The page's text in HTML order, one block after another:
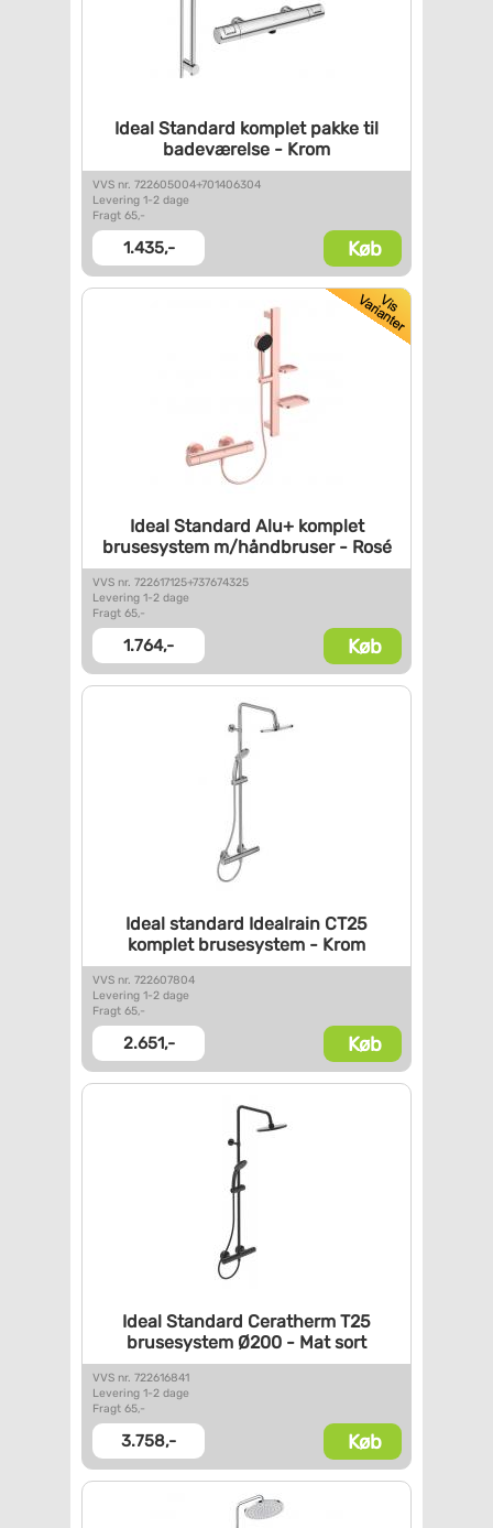
Ideal Standard komplet pakke til
badeværelse - Krom
VVS nr. 722605004+701406304
Levering 1-2 dage
Fragt 65,-
1.435,- Køb
Ideal Standard Alu+ komplet
brusesystem m/håndbruser -Rosé
VVS nr. 722617125+737674325
Levering 1-2 dage
Fragt 65,-
1.764,- Køb
Ideal standard Idealrain CT25
komplet brusesystem - Krom
VVS nr. 722607804
Levering 1-2 dage
Fragt 65,-
2.651,- Køb
Ideal Standard Ceratherm T25
brusesystem Ø200 - Mat sort
VVS nr. 722616841
Levering 1-2 dage
Fragt 65,-
3.758,- Køb